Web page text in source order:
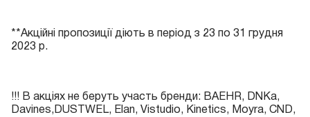
**Акційні пропозиції діють в період з 23 по 31 грудня
2023 р.
!!! В акціях не беруть участь бренди: BAEHR, DNKa,
Davines,DUSTWEL, Elan, Vistudio, Kinetics, Moyra, CND,